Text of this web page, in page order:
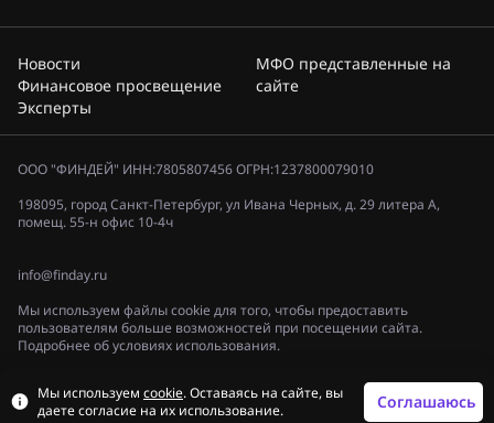
Новости
Финансовое просвещение
Эксперты
МФО представленные на
сайте
ООО "ФИНДЕЙ" ИНН:7805807456 ОГРН:1237800079010
198095, город Санкт-Петербург, ул Ивана Черных, д. 29 литера А,
помещ. 55-н офис 10-4ч
info@finday.ru
Мы используем файлы cookie для того, чтобы предоставить
пользователям больше возможностей при посещении сайта.
Подробнее об условиях использования.
© 2023, «ФИНДЕЙ»
Мы используем cookie. Оставаясь на сайте, вы
даете согласие на их использование.
Соглашаюсь